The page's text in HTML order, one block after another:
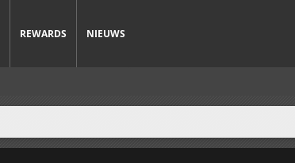
REWARDS NIEUWS